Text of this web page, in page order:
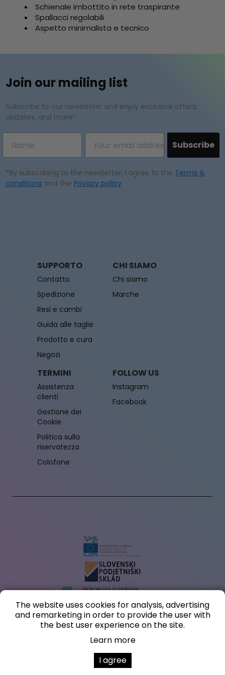
Schienale imbottito in rete traspirante
Spallacci regolabili
Aspetto minimalista e tecnico
Join our mailing list
Subscribe to our newsletter and enjoy exclusive offers,
updates, and more!
Subscribe
*By subscribing to the newsletter, I agree to the Terms &
conditions and the Privacy policy
SUPPORTO
Contatto
Spedizione
Resi e cambi
Guida alle taglie
Prodotto e cura
Negozi
CHI SIAMO
Chi siamo
Marche
TERMINI
Assistenza
clienti
Gestione dei
Cookie
Politica sulla
riservatezza
Colofone
FOLLOW US
Instagram
Facebook
L'investimento nella creazione di un negozio online e di un sito web (nell'ambito
del voucher per il marketing digitale) è cofinanziato dalla Repubblica di Slovenia
e dall'Unione Europea dal Fondo europeo di sviluppo regionale.
The website uses cookies for analysis, advertising
and remarketing in order to provide the user with
the best user experience on the site.
Learn more
I agree